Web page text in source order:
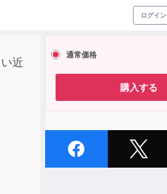
ログイン
近
通常価格
購入する